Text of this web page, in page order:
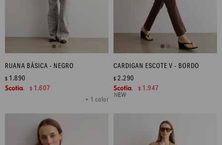
RUANA BÁSICA - NEGRO
+ 1 color
$ 1.890
$ 1.607
CARDIGAN ESCOTE V - BORDO
$ 2.290
$ 1.947